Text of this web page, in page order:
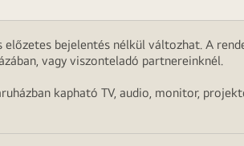
bejelentés nélkül változhat. A
vagy viszonteladó partnereinknél.
kapható TV, audio, monitor,